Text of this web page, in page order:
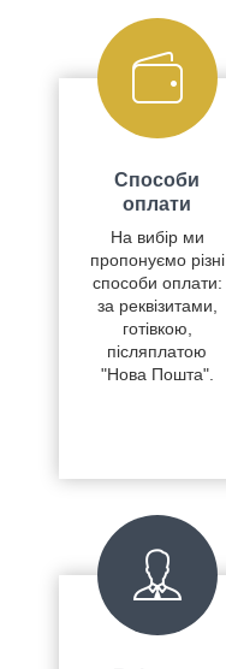
Способи
оплати
На вибір ми
пропонуємо різні
способи оплати:
за реквізитами,
готівкою,
післяплатою
"Нова Пошта".